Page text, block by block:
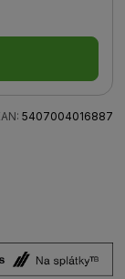
5407004016887